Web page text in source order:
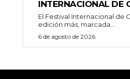
INTERNACIONAL DE
El Festival Internacional de
edición más, marcada...
6 de agosto de 2026